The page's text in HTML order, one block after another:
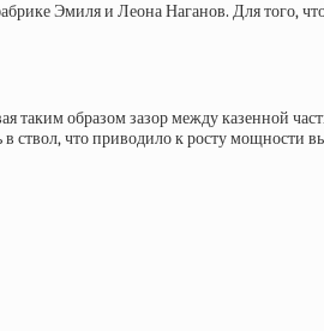
Эмиля и Леона Наганов. Для того,
таким образом зазор между казенной
в ствол, что приводило к росту